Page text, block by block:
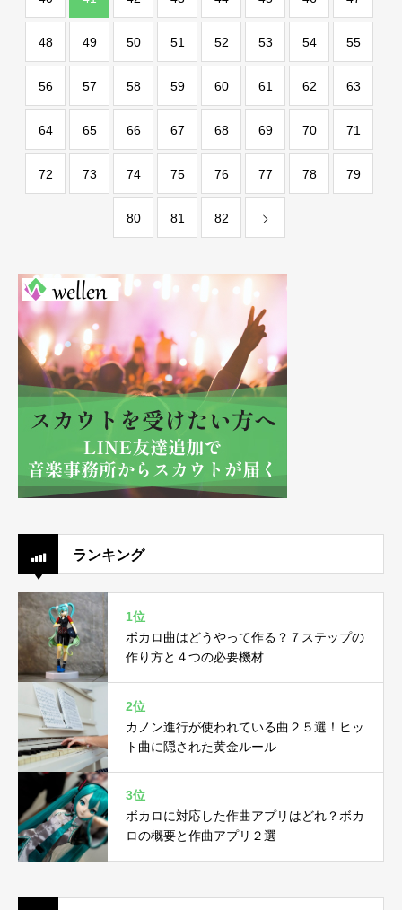
48 49 50 51 52 53 54 55
56 57 58 59 60 61 62 63
64 65 66 67 68 69 70 71
72 73 74 75 76 77 78 79
80 81 82
ランキング
1位
ボカロ曲はどうやって作る？７ステップの
作り方と４つの必要機材
2位
カノン進行が使われている曲２５選！ヒッ
ト曲に隠された黄金ルール
3位
ボカロに対応した作曲アプリはどれ？ボカ
ロの概要と作曲アプリ２選